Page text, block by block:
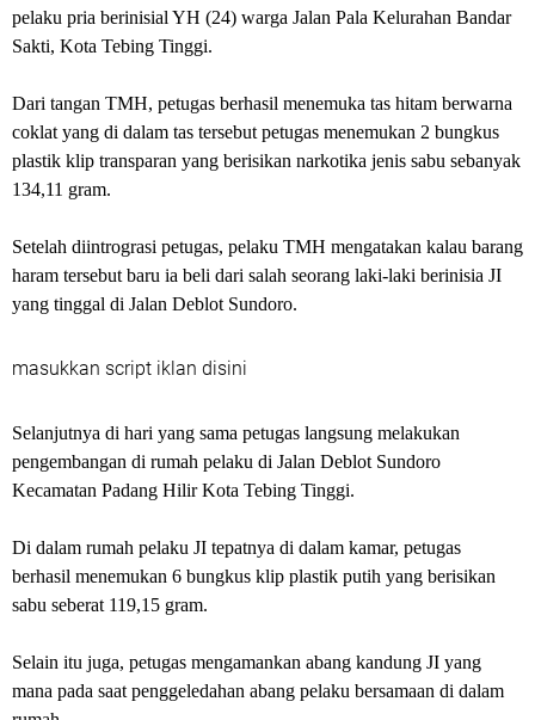
pelaku pria berinisial YH (24) warga Jalan Pala Kelurahan Bandar
Sakti, Kota Tebing Tinggi.
Dari tangan TMH, petugas berhasil menemuka tas hitam berwarna
coklat yang di dalam tas tersebut petugas menemukan 2 bungkus
plastik klip transparan yang berisikan narkotika jenis sabu sebanyak
134,11 gram.
Setelah diintrograsi petugas, pelaku TMH mengatakan kalau barang
haram tersebut baru ia beli dari salah seorang laki-laki berinisia JI
yang tinggal di Jalan Deblot Sundoro.
masukkan script iklan disini
Selanjutnya di hari yang sama petugas langsung melakukan
pengembangan di rumah pelaku di Jalan Deblot Sundoro
Kecamatan Padang Hilir Kota Tebing Tinggi.
Di dalam rumah pelaku JI tepatnya di dalam kamar, petugas
berhasil menemukan 6 bungkus klip plastik putih yang berisikan
sabu seberat 119,15 gram.
Selain itu juga, petugas mengamankan abang kandung JI yang
mana pada saat penggeledahan abang pelaku bersamaan di dalam